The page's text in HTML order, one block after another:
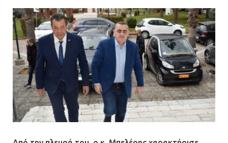
αστυνομικοί για τους
πυροβολισμούς κατά του 20χρονου
με αναπηρία
11.07.2026 | 22:59
Ένα πουλί «υπεύθυνο» για την
πρωινή διακοπή ρεύματος στη
Μάνδρα
09.07.2026 | 11:12
Φωτιά σε επιχείρηση στον